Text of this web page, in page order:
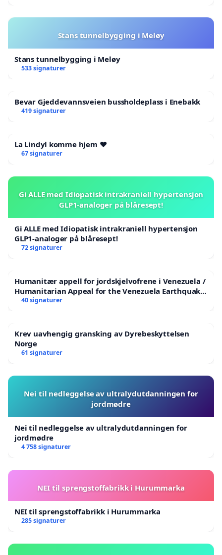
Stans tunnelbygging i Meløy
Stans tunnelbygging i Meløy
533 signaturer
Bevar Gjeddevannsveien bussholdeplass i Enebakk
419 signaturer
La Lindyl komme hjem ❤️
67 signaturer
Gi ALLE med Idiopatisk intrakraniell hypertensjon
GLP1-analoger på blåresept!
Gi ALLE med Idiopatisk intrakraniell hypertensjon
GLP1-analoger på blåresept!
72 signaturer
Humanitær appell for jordskjelvofrene i Venezuela /
Humanitarian Appeal for the Venezuela Earthquake
Victims
40 signaturer
Krev uavhengig gransking av Dyrebeskyttelsen
Norge
61 signaturer
Nei til nedleggelse av ultralydutdanningen for
jordmødre
Nei til nedleggelse av ultralydutdanningen for
jordmødre
4 758 signaturer
NEI til sprengstoffabrikk i Hurummarka
NEI til sprengstoffabrikk i Hurummarka
285 signaturer